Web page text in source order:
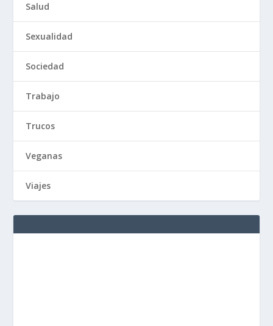
Salud
Sexualidad
Sociedad
Trabajo
Trucos
Veganas
Viajes